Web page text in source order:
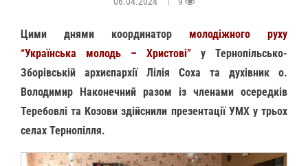
Цими днями координатор молодіжного руху
“Українська молодь – Христові” у Тернопільсько-
Зборівській архиєпархії Лілія Соха та духівник о.
Володимир Наконечний разом із членами осередків
Теребовлі та Козови здійснили презентації УМХ у трьох
селах Тернопілля.